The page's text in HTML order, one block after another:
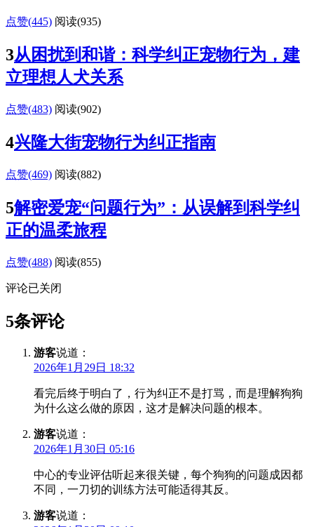
点赞(445) 阅读(935)
3从困扰到和谐：科学纠正宠物行为，建
立理想人犬关系
点赞(483) 阅读(902)
4兴隆大街宠物行为纠正指南
点赞(469) 阅读(882)
5解密爱宠“问题行为”：从误解到科学纠
正的温柔旅程
点赞(488) 阅读(855)
评论已关闭
5条评论
游客说道：
2026年1月29日 18:32
看完后终于明白了，行为纠正不是打骂，而是理解狗狗
为什么这么做的原因，这才是解决问题的根本。
游客说道：
2026年1月30日 05:16
中心的专业评估听起来很关键，每个狗狗的问题成因都
不同，一刀切的训练方法可能适得其反。
游客说道：